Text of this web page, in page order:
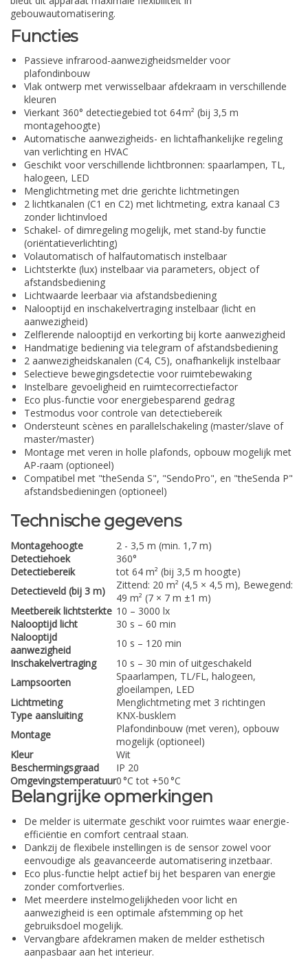
gebouwautomatisering.
Functies
Passieve infrarood-aanwezigheidsmelder voor
plafondinbouw
Vlak ontwerp met verwisselbaar afdekraam in verschillende
kleuren
Vierkant 360° detectiegebied tot 64 m² (bij 3,5 m
montagehoogte)
Automatische aanwezigheids- en lichtafhankelijke regeling
van verlichting en HVAC
Geschikt voor verschillende lichtbronnen: spaarlampen, TL,
halogeen, LED
Menglichtmeting met drie gerichte lichtmetingen
2 lichtkanalen (C1 en C2) met lichtmeting, extra kanaal C3
zonder lichtinvloed
Schakel- of dimregeling mogelijk, met stand-by functie
(oriëntatieverlichting)
Volautomatisch of halfautomatisch instelbaar
Lichtsterkte (lux) instelbaar via parameters, object of
afstandsbediening
Lichtwaarde leerbaar via afstandsbediening
Nalooptijd en inschakelvertraging instelbaar (licht en
aanwezigheid)
Zelflerende nalooptijd en verkorting bij korte aanwezigheid
Handmatige bediening via telegram of afstandsbediening
2 aanwezigheidskanalen (C4, C5), onafhankelijk instelbaar
Selectieve bewegingsdetectie voor ruimtebewaking
Instelbare gevoeligheid en ruimtecorrectiefactor
Eco plus-functie voor energiebesparend gedrag
Testmodus voor controle van detectiebereik
Ondersteunt scènes en parallelschakeling (master/slave of
master/master)
Montage met veren in holle plafonds, opbouw mogelijk met
AP-raam (optioneel)
Compatibel met "theSenda S", "SendoPro", en "theSenda P"
afstandsbedieningen (optioneel)
Technische gegevens
Montagehoogte
2 - 3,5 m (min. 1,7 m)
Detectiehoek
360°
Detectiebereik
tot 64 m² (bij 3,5 m hoogte)
Detectieveld (bij 3 m)
Zittend: 20 m² (4,5 × 4,5 m), Bewegend:
49 m² (7 × 7 m ±1 m)
Meetbereik lichtsterkte 10 – 3000 lx
Nalooptijd licht
30 s – 60 min
Nalooptijd
aanwezigheid
10 s – 120 min
Inschakelvertraging
10 s – 30 min of uitgeschakeld
Lampsoorten
Spaarlampen, TL/FL, halogeen,
gloeilampen, LED
Lichtmeting
Menglichtmeting met 3 richtingen
Type aansluiting
KNX-busklem
Montage
Plafondinbouw (met veren), opbouw
mogelijk (optioneel)
Kleur
Wit
Beschermingsgraad
IP 20
Omgevingstemperatuur0 °C tot +50 °C
Belangrijke opmerkingen
De melder is uitermate geschikt voor ruimtes waar energie-
efficiëntie en comfort centraal staan.
Dankzij de flexibele instellingen is de sensor zowel voor
eenvoudige als geavanceerde automatisering inzetbaar.
Eco plus-functie helpt actief bij het besparen van energie
zonder comfortverlies.
Met meerdere instelmogelijkheden voor licht en
aanwezigheid is een optimale afstemming op het
gebruiksdoel mogelijk.
Vervangbare afdekramen maken de melder esthetisch
aanpasbaar aan het interieur.